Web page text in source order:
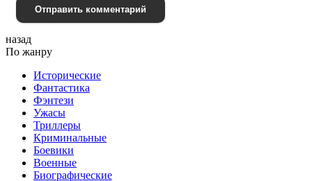
Отправить комментарий
назад
По жанру
Исторические
Фантастика
Фэнтези
Ужасы
Триллеры
Криминальные
Боевики
Военные
Биографические